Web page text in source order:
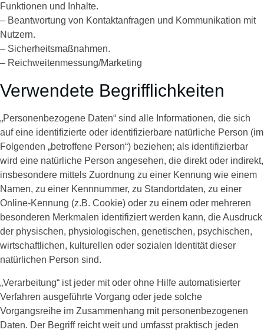
Funktionen und Inhalte.
– Beantwortung von Kontaktanfragen und Kommunikation mit
Nutzern.
– Sicherheitsmaßnahmen.
– Reichweitenmessung/Marketing
Verwendete Begrifflichkeiten
„Personenbezogene Daten“ sind alle Informationen, die sich
auf eine identifizierte oder identifizierbare natürliche Person (im
Folgenden „betroffene Person“) beziehen; als identifizierbar
wird eine natürliche Person angesehen, die direkt oder indirekt,
insbesondere mittels Zuordnung zu einer Kennung wie einem
Namen, zu einer Kennnummer, zu Standortdaten, zu einer
Online-Kennung (z.B. Cookie) oder zu einem oder mehreren
besonderen Merkmalen identifiziert werden kann, die Ausdruck
der physischen, physiologischen, genetischen, psychischen,
wirtschaftlichen, kulturellen oder sozialen Identität dieser
natürlichen Person sind.
„Verarbeitung“ ist jeder mit oder ohne Hilfe automatisierter
Verfahren ausgeführte Vorgang oder jede solche
Vorgangsreihe im Zusammenhang mit personenbezogenen
Daten. Der Begriff reicht weit und umfasst praktisch jeden